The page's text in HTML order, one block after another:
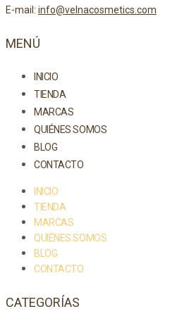
E-mail: info@velnacosmetics.com
MENÚ
INICIO
TIENDA
MARCAS
QUIÉNES SOMOS
BLOG
CONTACTO
INICIO
TIENDA
MARCAS
QUIÉNES SOMOS
BLOG
CONTACTO
CATEGORÍAS